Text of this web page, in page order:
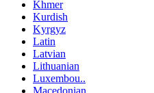
Khmer
Kurdish
Kyrgyz
Latin
Latvian
Lithuanian
Luxembou..
Macedonian